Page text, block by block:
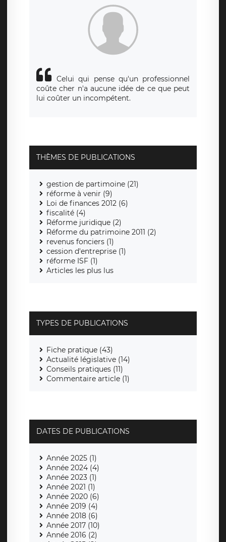
Celui qui pense qu'un professionnel
coûte cher n'a aucune idée de ce que peut
lui coûter un incompétent.
THÈMES DE PUBLICATIONS
gestion de partimoine (21)
réforme à venir (9)
Loi de finances 2012 (6)
fiscalité (4)
Réforme juridique (2)
Réforme du patrimoine 2011 (2)
revenus fonciers (1)
cession d'entreprise (1)
réforme ISF (1)
Articles les plus lus
TYPES DE PUBLICATIONS
Fiche pratique (43)
Actualité législative (14)
Conseils pratiques (11)
Commentaire article (1)
DATES DE PUBLICATIONS
Année 2025 (1)
Année 2024 (4)
Année 2023 (1)
Année 2021 (1)
Année 2020 (6)
Année 2019 (4)
Année 2018 (6)
Année 2017 (10)
Année 2016 (2)